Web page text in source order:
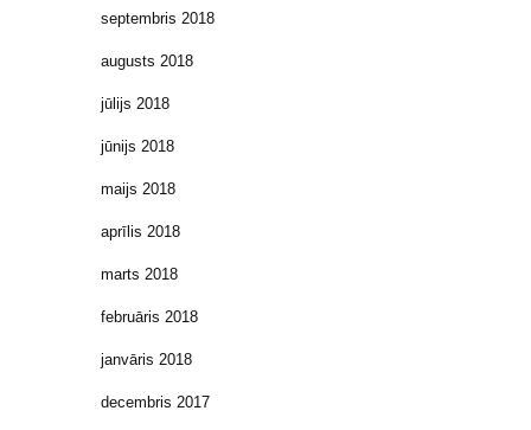
septembris 2018
augusts 2018
jūlijs 2018
jūnijs 2018
maijs 2018
aprīlis 2018
marts 2018
februāris 2018
janvāris 2018
decembris 2017